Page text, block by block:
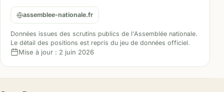
assemblee-nationale.fr
Données issues des scrutins publics de l'Assemblée nationale.
Le détail des positions est repris du jeu de données officiel.
Mise à jour : 2 juin 2026